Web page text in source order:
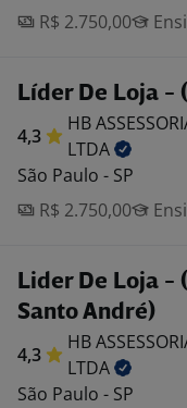
R$ 2.750,00
Líder De Loja -
4,3
HB
LTDA
São Paulo - SP
R$ 2.750,00
Lider De Loja -
Santo André)
4,3
HB
LTDA
São Paulo - SP